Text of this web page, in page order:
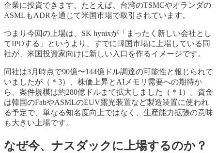
企業に投資できます。たとえば、台湾のTSMCやオランダの
ASMLもADRを通じて米国市場で取引されています。
つまり今回の上場は、SK hynixが「まったく新しい会社とし
てIPOする」というより、すでに韓国市場に上場している同
社が、米国投資家向けに新しい入口を作るイメージです。
同社は3月時点で90億〜144億ドル調達の可能性と報じられて
いましたが（＊3）、株価上昇とAIメモリ需要への期待か
ら、案件規模は約280億ドルまで拡大しました（＊1）。資金
は韓国のFabやASMLのEUV露光装置など製造装置に使われ
る予定で、単なる知名度向上ではなく、生産能力拡張の意味
も大きい上場です。
なぜ今、ナスダックに上場するのか？